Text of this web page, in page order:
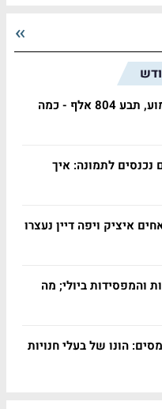
פוטר אחרי 29 שנה בלי שימוע, תבע 804 אלף - כמה
נכנסים לתמונה: איך
איציק ויפה דיין נעצרו
והמפסידות ביולי; מה
הונו של בעלי חנויות